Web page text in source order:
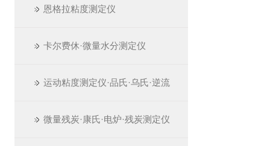
恩格拉粘度测定仪
卡尔费休·微量水分测定仪
运动粘度测定仪·品氏·乌氏·逆流
微量残炭·康氏·电炉·残炭测定仪